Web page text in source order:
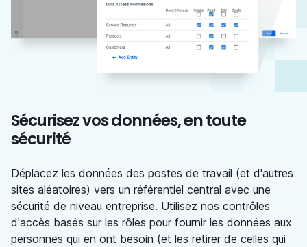
Sécurisez vos données, en toute
sécurité
Déplacez les données des postes de travail (et d'autres
sites aléatoires) vers un référentiel central avec une
sécurité de niveau entreprise. Utilisez nos contrôles
d'accès basés sur les rôles pour fournir les données aux
personnes qui en ont besoin (et les retirer de celles qui